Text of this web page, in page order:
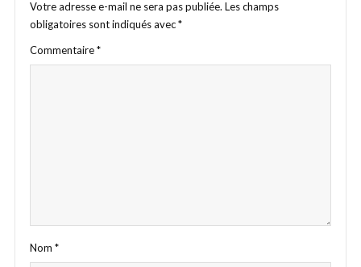
Votre adresse e-mail ne sera pas publiée. Les champs
obligatoires sont indiqués avec*
Commentaire*
Nom *